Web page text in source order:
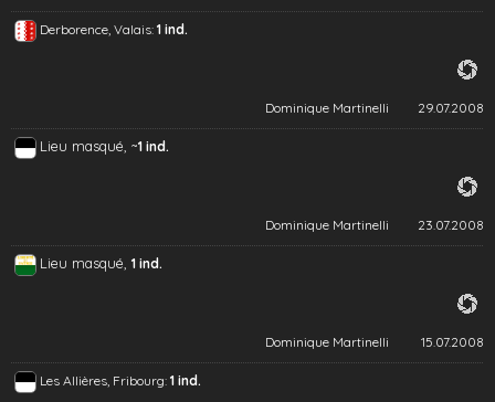
Derborence, Valais: 1 ind.
Dominique Martinelli 29.07.2008
Lieu masqué, ~1 ind.
Dominique Martinelli 23.07.2008
Lieu masqué, 1 ind.
Dominique Martinelli 15.07.2008
Les Allières, Fribourg: 1 ind.